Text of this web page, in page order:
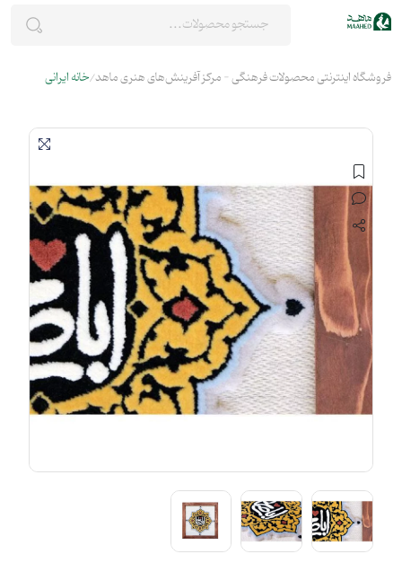
فروشگاه اینترنتی محصولات فرهنگی - مرکز آفرینش‌های هنری ماهد خانه ایرانی